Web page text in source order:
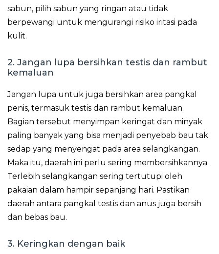
sabun, pilih sabun yang ringan atau tidak
berpewangi untuk mengurangi risiko iritasi pada
kulit.
2. Jangan lupa bersihkan testis dan rambut
kemaluan
Jangan lupa untuk juga bersihkan area pangkal
penis, termasuk testis dan rambut kemaluan.
Bagian tersebut menyimpan keringat dan minyak
paling banyak yang bisa menjadi penyebab bau tak
sedap yang menyengat pada area selangkangan.
Maka itu, daerah ini perlu sering membersihkannya.
Terlebih selangkangan sering tertutupi oleh
pakaian dalam hampir sepanjang hari. Pastikan
daerah antara pangkal testis dan anus juga bersih
dan bebas bau.
3. Keringkan dengan baik